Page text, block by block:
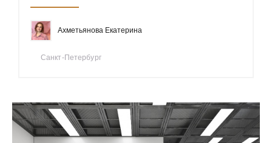
Ахметьянова Екатерина
Санкт-Петербург